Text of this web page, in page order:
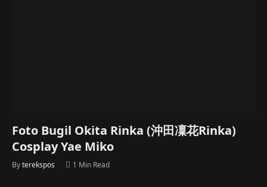
Foto Bugil Okita Rinka (沖田凜花Rinka)
Cosplay Yae Miko
Byterekspos 1 Min Read